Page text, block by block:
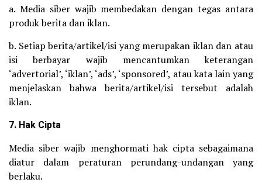
a. Media siber wajib membedakan dengan tegas antara
produk berita dan iklan.
b. Setiap berita/artikel/isi yang merupakan iklan dan atau
isi berbayar wajib mencantumkan keterangan
‘advertorial’, ‘iklan’, ‘ads’, ‘sponsored’, atau kata lain yang
menjelaskan bahwa berita/artikel/isi tersebut adalah
iklan.
7. Hak Cipta
Media siber wajib menghormati hak cipta sebagaimana
diatur dalam peraturan perundang-undangan yang
berlaku.